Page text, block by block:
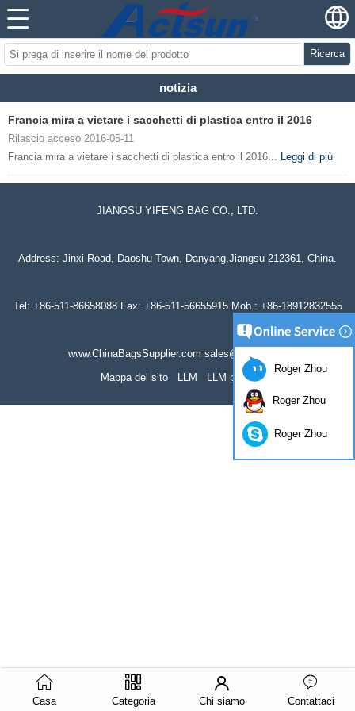
Ricerca
notizia
Francia mira a vietare i sacchetti di plastica entro il 2016
Rilascio acceso 2016-05-11
Francia mira a vietare i sacchetti di plastica entro il 2016... Leggi di più
JIANGSU YIFENG BAG CO., LTD.
Address: Jinxi Road, Daoshu Town, Danyang,Jiangsu 212361, China.
Tel: +86-511-86658088 Fax: +86-511-56655915 Mob.: +86-18912832555
www.ChinaBagsSupplier.com sales@actsun.net
Mappa del sito
LLM LLM pieno
Casa Categoria Chi siamo Contattaci
Roger Zhou
Roger Zhou
Roger Zhou